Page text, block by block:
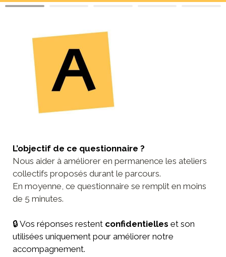
L’objectif de ce questionnaire ?
Nous aider à améliorer en permanence les ateliers
collectifs proposés durant le parcours.
En moyenne, ce questionnaire se remplit en moins
de 5 minutes.
🔒 Vos réponses restent confidentielles et son
utilisées uniquement pour améliorer notre
accompagnement.